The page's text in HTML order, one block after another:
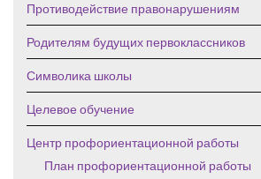
Противодействие правонарушениям
Родителям будущих первоклассников
Символика школы
Целевое обучение
Центр профориентационной работы
План профориентационной работы